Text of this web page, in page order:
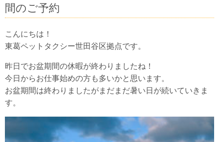
間のご予約
こんにちは！
東葛ペットタクシー世田谷区拠点です。
昨日でお盆期間の休暇が終わりましたね！
今日からお仕事始めの方も多いかと思います。
お盆期間は終わりましたがまだまだ暑い日が続いていきま
す。